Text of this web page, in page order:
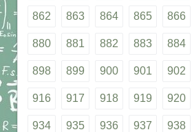
862 863 864 865 866
880 881 882 883 884
898 899 900 901 902
916 917 918 919 920
934 935 936 937 938